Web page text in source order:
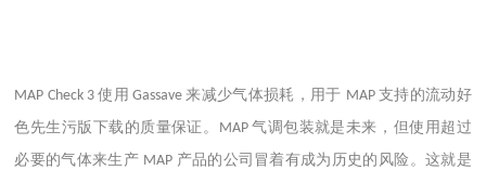
MAP Check 3使用 Gassave来减少气体损耗，用于 MAP支持的流动好
色先生污版下载的质量保证。 MAP气调包装就是未来，但使用超过
必要的气体来生产 MAP 产品的公司冒着有成为历史的风险。这就是